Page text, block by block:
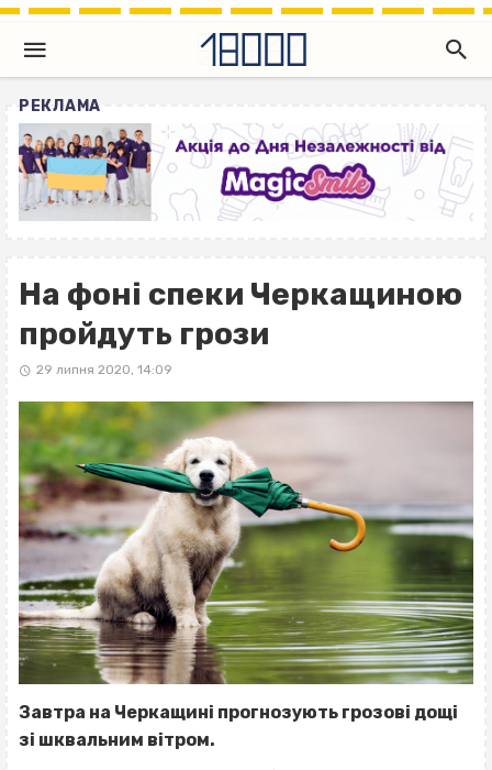
РЕКЛАМА
На фоні спеки Черкащиною
пройдуть грози
29 липня 2020, 14:09
Завтра на Черкащині прогнозують грозові дощі
зі шквальним вітром.